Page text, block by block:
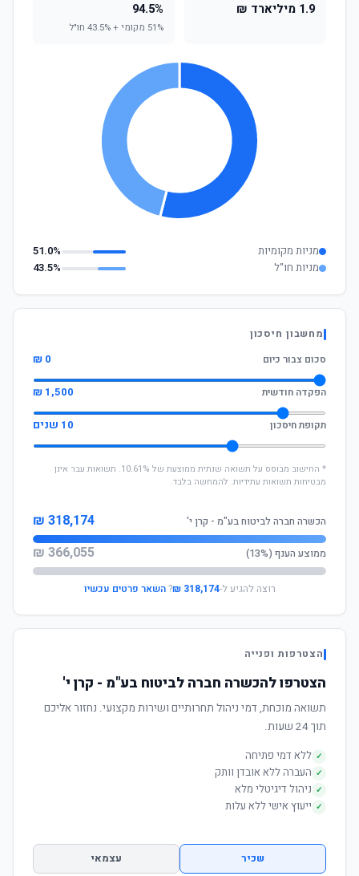
1.9 מיליארד ₪ 94.5%
51% מקומי + 43.5% חו"ל
מניות מקומיות
51.0%
מניות חו"ל
43.5%
מחשבון חיסכון
סכום צבור כיום
0 ₪
הפקדה חודשית 1,500 ₪
תקופת חיסכון 10 שנים
* החישוב מבוסס על תשואה שנתית ממוצעת של 10.61%. תשואות עבר אינן
מבטיחות תשואות עתידיות. להמחשה בלבד.
הכשרה חברה לביטוח בע"מ - קרן י' 318,174 ₪
ממוצע הענף (13%) 366,055 ₪
רוצה להגיע ל-318,174 ₪
?השאר פרטים עכשיו
הצטרפות ופנייה
הצטרפו להכשרה חברה לביטוח בע"מ - קרן י'
תשואה מוכחת, דמי ניהול תחרותיים ושירות מקצועי. נחזור אליכם
תוך 24 שעות.
✓ ללא דמי פתיחה
✓ העברה ללא אובדן וותק
✓ ניהול דיגיטלי מלא
✓ ייעוץ אישי ללא עלות
שכיר עצמאי